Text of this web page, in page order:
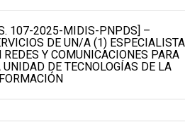
107-2025-MIDIS-PNPDS] –
DE UN/A (1) ESPECIALISTA
REDES Y COMUNICACIONES PARA
UNIDAD DE TECNOLOGÍAS DE LA